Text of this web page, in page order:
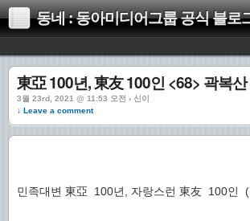
동네 : 동아미디어그룹 공식 블로
東亞 100년, 東友 100인 <68> 곽복산
3월 23rd, 2021 @ 11:53 오전 › 신이
↓ Leave a comment
민족대변 東亞 100년, 자랑스런 東友 100인